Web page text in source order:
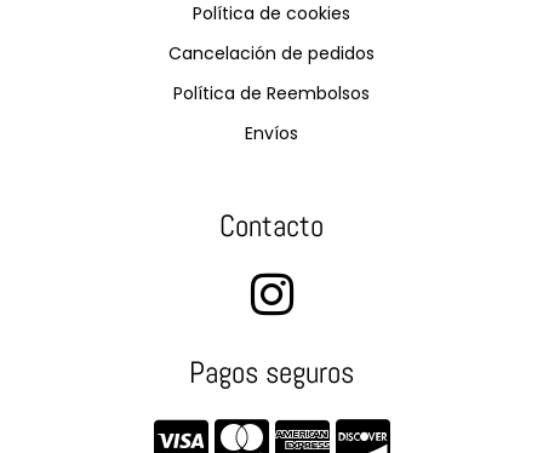
Política de cookies
Cancelación de pedidos
Política de Reembolsos
Envíos
Contacto
Pagos seguros